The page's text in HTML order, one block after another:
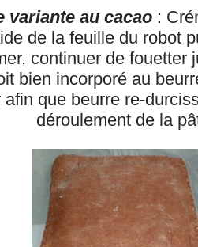
variante au cacao :
de la feuille du robot
continuer de fouetter
bien incorporé au
afin que beurre re-
déroulement de la